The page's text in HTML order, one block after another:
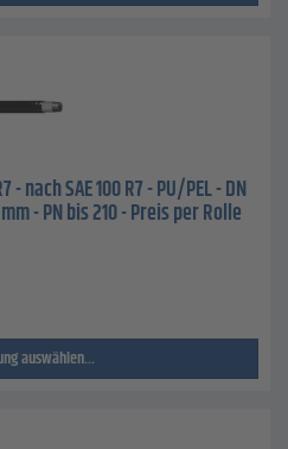
nach SAE 100 R7 - PU/PEL - DN
- PN bis 210 - Preis per Rolle
auswählen...